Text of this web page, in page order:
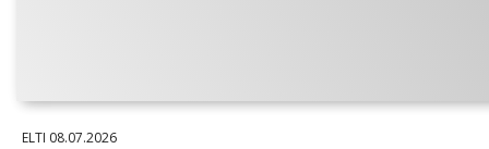
ELTI 08.07.2026